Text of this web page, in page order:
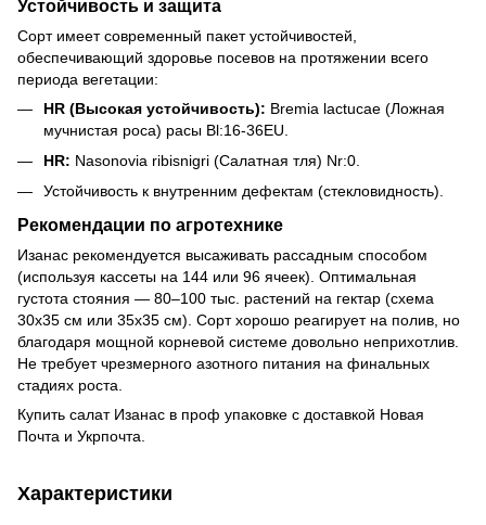
Устойчивость и защита
Сорт имеет современный пакет устойчивостей,
обеспечивающий здоровье посевов на протяжении всего
периода вегетации:
HR (Высокая устойчивость): Bremia lactucae (Ложная
мучнистая роса) расы Bl:16-36EU.
HR: Nasonovia ribisnigri (Салатная тля) Nr:0.
Устойчивость к внутренним дефектам (стекловидность).
Рекомендации по агротехнике
Изанас рекомендуется высаживать рассадным способом
(используя кассеты на 144 или 96 ячеек). Оптимальная
густота стояния — 80–100 тыс. растений на гектар (схема
30х35 см или 35х35 см). Сорт хорошо реагирует на полив, но
благодаря мощной корневой системе довольно неприхотлив.
Не требует чрезмерного азотного питания на финальных
стадиях роста.
Купить салат Изанас в проф упаковке с доставкой Новая
Почта и Укрпочта.
Характеристики